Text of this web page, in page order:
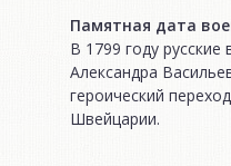
Памятная дата
В 1799 году
Александра
героический
Швейцарии.